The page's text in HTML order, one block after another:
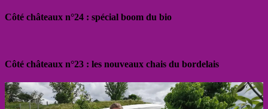
Côté châteaux n°24 : spécial boom du bio
Côté châteaux n°23 : les nouveaux chais du bordelais